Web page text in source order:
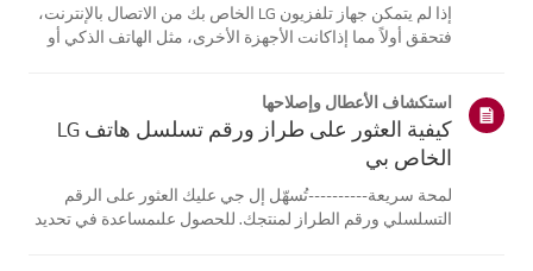
إذا لم يتمكن جهاز تلفزيون LG الخاص بك من الاتصال بالإنترنت،
فتحقق أولاً مما إذاكانت الأجهزة الأخرى، مثل الهاتف الذكي أو
تكمن في جها...
استكشاف الأعطال وإصلاحها
كيفية العثور على طراز ورقم تسلسل هاتف LG
الخاص بي
لمحة سريعة----------تُسهّل إل جي عليك العثور على الرقم
التسلسلي ورقم الطراز لمنتجك. للحصول علىمساعدة في تحديد